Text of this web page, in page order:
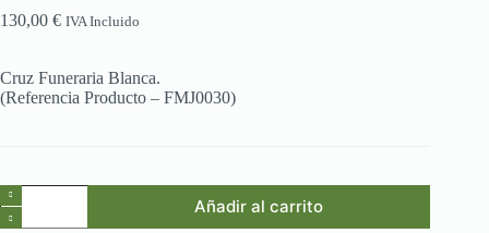
130,00 € IVA Incluido
Cruz Funeraria Blanca.
(Referencia Producto – FMJ0030)
Ref.FMJ0030.Cruz
Funeraria
Añadir al carrito